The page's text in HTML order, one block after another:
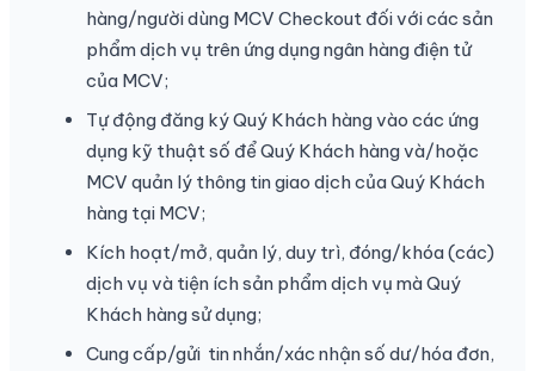
hàng/người dùng MCV Checkout đối với các sản
phẩm dịch vụ trên ứng dụng ngân hàng điện tử
của MCV;
Tự động đăng ký Quý Khách hàng vào các ứng
dụng kỹ thuật số để Quý Khách hàng và/hoặc
MCV quản lý thông tin giao dịch của Quý Khách
hàng tại MCV;
Kích hoạt/mở, quản lý, duy trì, đóng/khóa (các)
dịch vụ và tiện ích sản phẩm dịch vụ mà Quý
Khách hàng sử dụng;
Cung cấp/gửi tin nhắn/xác nhận số dư/hóa đơn,